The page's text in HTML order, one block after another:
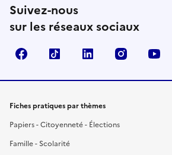
Suivez-nous
sur les réseaux sociaux
FacebookTikTok LinkedIn Instagram
Fiches pratiques par thèmes
Papiers - Citoyenneté - Élections
Famille - Scolarité